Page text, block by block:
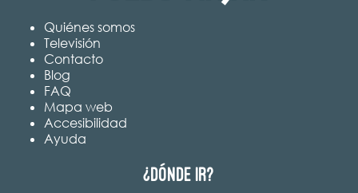
Quiénes somos
Televisión
Contacto
Blog
FAQ
Mapa web
Accesibilidad
Ayuda
¿Dónde ir?